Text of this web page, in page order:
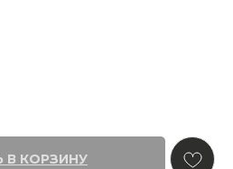
В КОРЗИНУ